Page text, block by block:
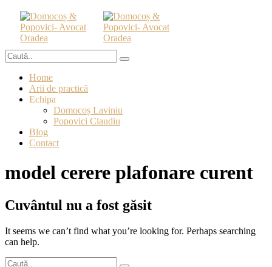
Home
Arii de practică
Echipa
Domocoș Laviniu
Popovici Claudiu
Blog
Contact
model cerere plafonare curent
Cuvântul nu a fost găsit
It seems we can’t find what you’re looking for. Perhaps searching
can help.